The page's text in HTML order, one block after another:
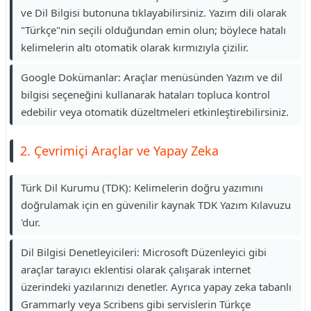
ve Dil Bilgisi butonuna tıklayabilirsiniz. Yazım dili olarak
"Türkçe"nin seçili olduğundan emin olun; böylece hatalı
kelimelerin altı otomatik olarak kırmızıyla çizilir.
Google Dokümanlar: Araçlar menüsünden Yazım ve dil
bilgisi seçeneğini kullanarak hataları topluca kontrol
edebilir veya otomatik düzeltmeleri etkinleştirebilirsiniz.
2. Çevrimiçi Araçlar ve Yapay Zeka
Türk Dil Kurumu (TDK): Kelimelerin doğru yazımını
doğrulamak için en güvenilir kaynak TDK Yazım Kılavuzu
'dur.
Dil Bilgisi Denetleyicileri: Microsoft Düzenleyici gibi
araçlar tarayıcı eklentisi olarak çalışarak internet
üzerindeki yazılarınızı denetler. Ayrıca yapay zeka tabanlı
Grammarly veya Scribens gibi servislerin Türkçe